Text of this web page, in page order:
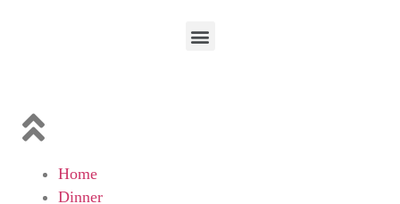
Home
Dinner